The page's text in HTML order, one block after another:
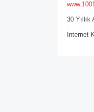
30
İnternet